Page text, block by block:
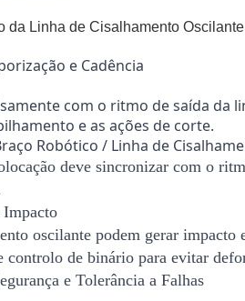
da Linha de Cisalhamento
e Cadência
com o ritmo de saída da
e as ações de corte.
Robótico / Linha de
deve sincronizar com o
oscilante podem gerar
controlo de binário para evitar
e Tolerância a Falhas